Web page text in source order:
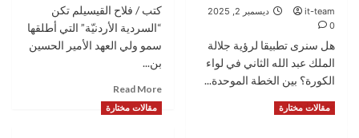
يتجاهل
ويستفزّ
التاريخ
!!
عمْرَة…
هل
تسمعني؟
it-team
ديسمبر 2, 2025
0
هل سنرى تطبيقا لرؤية جلالة
الملك عبد الله الثاني في لواء
الكورة؟ بين الخطة الموحدة...
Read More
Read
كتب / فلاح القيسيلم تكن
“السردية الأردنيّة” التي أطلقها
سمو ولي العهد الأمير الحسين
بن...
Read More
more
about
مقالات مختارة مقالات مختارة